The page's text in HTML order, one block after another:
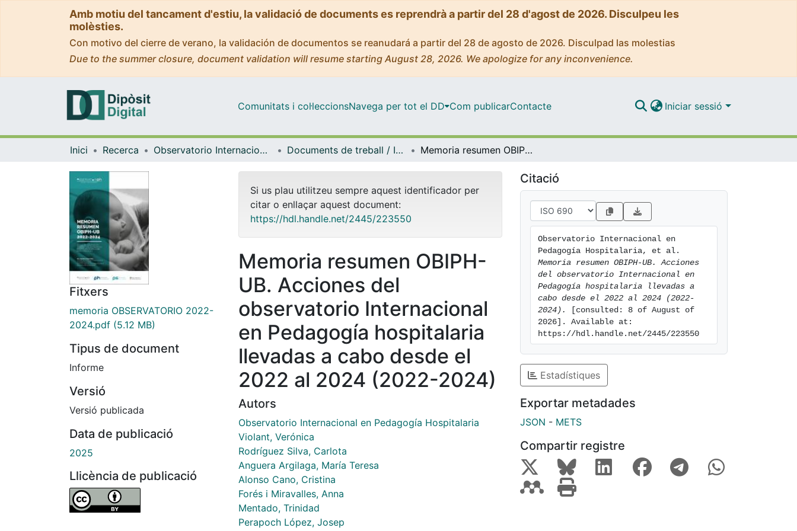
Amb motiu del tancament d'estiu, la validació de documents es reprendrà a partir del 28 d'agost de 2026. Disculpeu les
molèsties.
Con motivo del cierre de verano, la validación de documentos se reanudará a partir del 28 de agosto de 2026. Disculpad las molestias
Due to the summer closure, document validation will resume starting August 28, 2026. We apologize for any inconvenience.
Comunitats i col·leccionsNavega per tot el DD Com publicarContacte Iniciar sessió
Inici Recerca Observatorio Internacional en Pedagogía Hospitalaria (OBI-PH UB) Documents de treball / Informes (Observatorio Internacional en Pedagogía Hospitalaria (OBI-PH UB)) Memoria resumen OBIPH-UB. Acciones del observatorio Internacional en Pedagogía hospitalaria llevadas a cabo desde el 2022 al 2024 (2022-2024)
Fitxers
memoria OBSERVATORIO 2022-
2024.pdf (5.12 MB)
Tipus de document
Informe
Versió
Versió publicada
Data de publicació
2025
Llicència de publicació
Si us plau utilitzeu sempre aquest identificador per
citar o enllaçar aquest document:
https://hdl.handle.net/2445/223550
Memoria resumen OBIPH-
UB. Acciones del
observatorio Internacional
en Pedagogía hospitalaria
llevadas a cabo desde el
2022 al 2024 (2022-2024)
Autors
Observatorio Internacional en Pedagogía Hospitalaria
Violant, Verónica
Rodríguez Silva, Carlota
Anguera Argilaga, María Teresa
Alonso Cano, Cristina
Forés i Miravalles, Anna
Mentado, Trinidad
Perapoch López, Josep
Citació
Observatorio Internacional en
Memoria resumen OBIPH-UB. Acciones
del observatorio Internacional en
Pedagogía hospitalaria llevadas a
cabo desde el 2022 al 2024 (2022-
2024).
[consulted: 8 of August of
2026]. Available at:
https://hdl.handle.net/2445/223550
Estadístiques
Exportar metadades
JSON - METS
Compartir registre